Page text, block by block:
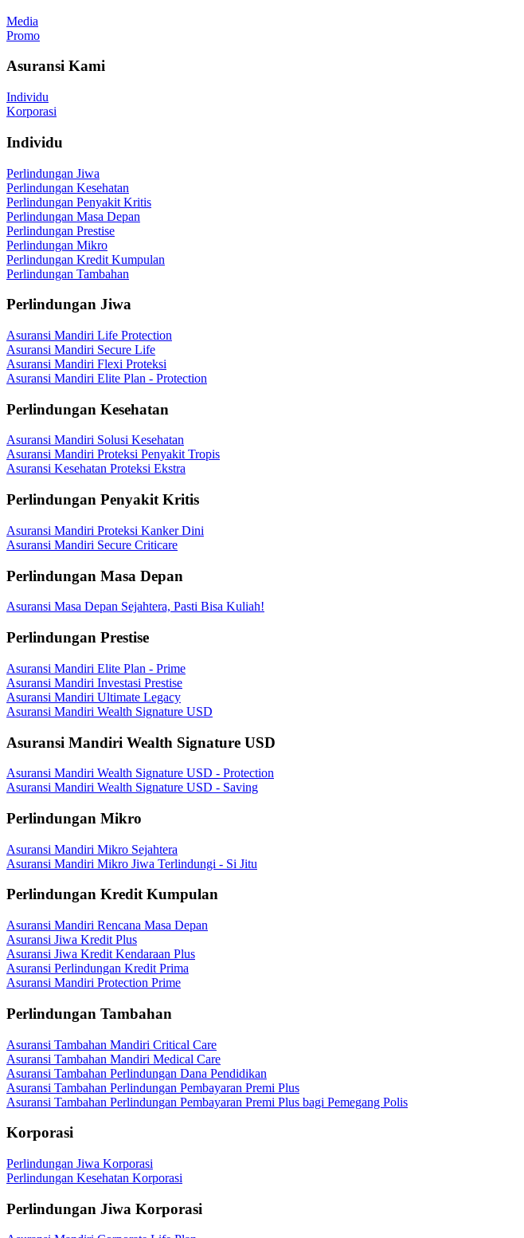
Media
Promo
Asuransi Kami
Individu
Korporasi
Individu
Perlindungan Jiwa
Perlindungan Kesehatan
Perlindungan Penyakit Kritis
Perlindungan Masa Depan
Perlindungan Prestise
Perlindungan Mikro
Perlindungan Kredit Kumpulan
Perlindungan Tambahan
Perlindungan Jiwa
Asuransi Mandiri Life Protection
Asuransi Mandiri Secure Life
Asuransi Mandiri Flexi Proteksi
Asuransi Mandiri Elite Plan - Protection
Perlindungan Kesehatan
Asuransi Mandiri Solusi Kesehatan
Asuransi Mandiri Proteksi Penyakit Tropis
Asuransi Kesehatan Proteksi Ekstra
Perlindungan Penyakit Kritis
Asuransi Mandiri Proteksi Kanker Dini
Asuransi Mandiri Secure Criticare
Perlindungan Masa Depan
Asuransi Masa Depan Sejahtera, Pasti Bisa Kuliah!
Perlindungan Prestise
Asuransi Mandiri Elite Plan - Prime
Asuransi Mandiri Investasi Prestise
Asuransi Mandiri Ultimate Legacy
Asuransi Mandiri Wealth Signature USD
Asuransi Mandiri Wealth Signature USD
Asuransi Mandiri Wealth Signature USD - Protection
Asuransi Mandiri Wealth Signature USD - Saving
Perlindungan Mikro
Asuransi Mandiri Mikro Sejahtera
Asuransi Mandiri Mikro Jiwa Terlindungi - Si Jitu
Perlindungan Kredit Kumpulan
Asuransi Mandiri Rencana Masa Depan
Asuransi Jiwa Kredit Plus
Asuransi Jiwa Kredit Kendaraan Plus
Asuransi Perlindungan Kredit Prima
Asuransi Mandiri Protection Prime
Perlindungan Tambahan
Asuransi Tambahan Mandiri Critical Care
Asuransi Tambahan Mandiri Medical Care
Asuransi Tambahan Perlindungan Dana Pendidikan
Asuransi Tambahan Perlindungan Pembayaran Premi Plus
Asuransi Tambahan Perlindungan Pembayaran Premi Plus bagi Pemegang Polis
Korporasi
Perlindungan Jiwa Korporasi
Perlindungan Kesehatan Korporasi
Perlindungan Jiwa Korporasi